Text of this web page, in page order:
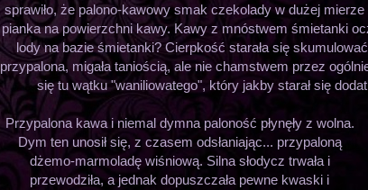
sprawiło, że palono-kawowy smak czekolady w dużej
pianka na powierzchni kawy. Kawy z mnóstwem śmietanki
lody na bazie śmietanki? Cierpkość starała się
przypalona, migała taniością, ale nie chamstwem przez
się tu wątku "waniliowatego", który jakby starał się
Przypalona kawa i niemal dymna paloność płynęły z wolna.
Dym ten unosił się, z czasem odsłaniając... przypaloną
dżemo-marmoladę wiśniową. Silna słodycz trwała i
przewodziła, a jednak dopuszczała pewne kwaski i